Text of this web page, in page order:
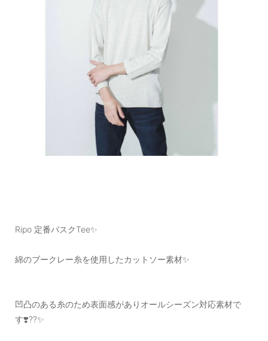
Ripo 定番バスクTee✨
綿のブークレー糸を使用したカットソー素材✨
凹凸のある糸のため表面感がありオールシーズン対応素材で
す❣️??✨